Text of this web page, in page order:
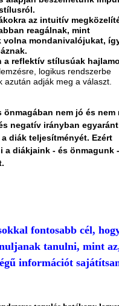
az intuitív
reagálnak, mint
volna mondanivalójukat,
reflektív stílusúak
logikus rendszerbe
azután adják meg a választ.
nem jó és nem
negatív irányban egy­aránt
diák teljesítményét. Ezért
a diákjaink - és önmagunk -
fontosabb cél,
tanulni, mint
információt